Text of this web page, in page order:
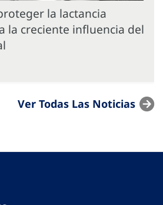
la lactancia
la creciente influencia del
Ver Todas Las Noticias